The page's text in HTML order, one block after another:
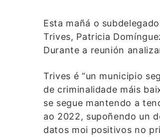
Esta mañá o
Trives, Patricia
Durante a reunión
Trives é “un municipio
de criminalidade máis
se segue mantendo a
ao 2022, supoñendo un
datos moi positivos no